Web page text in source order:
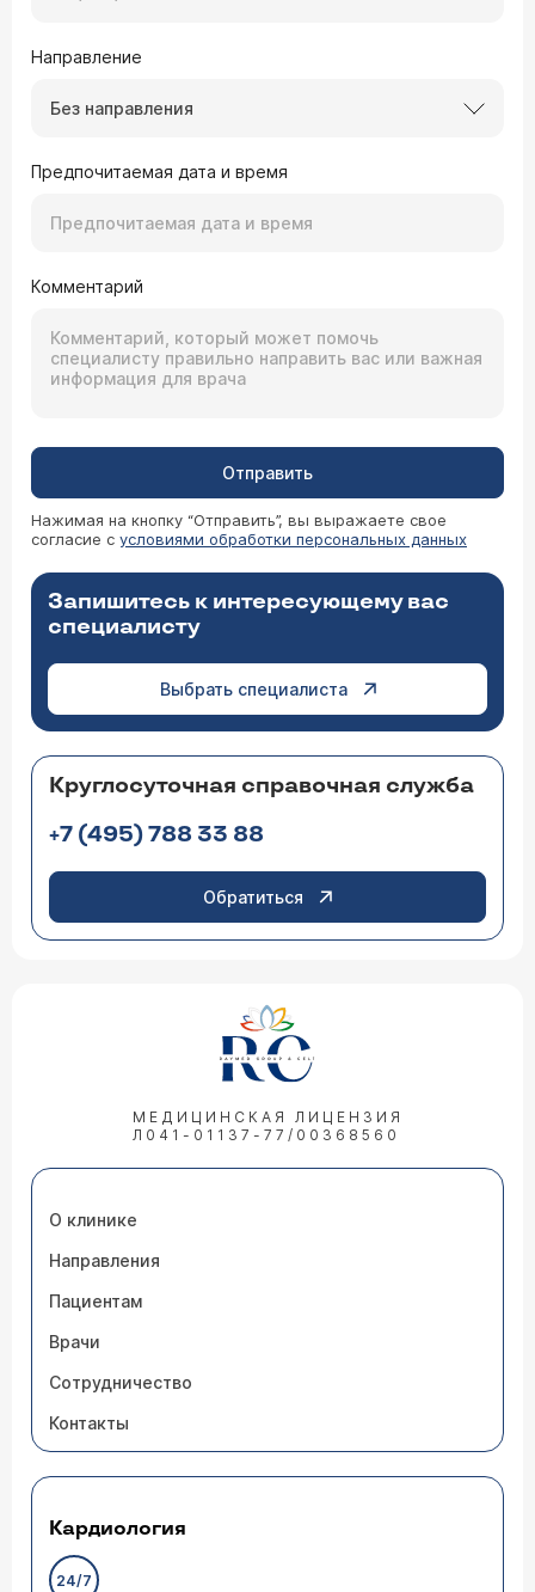
Направление
Без направления
Предпочитаемая дата и время
Комментарий
Отправить
Нажимая на кнопку “Отправить”, вы выражаете свое
согласие с условиями обработки персональных данных
Запишитесь к интересующему вас
специалисту
Выбрать специалиста
Круглосуточная справочная служба
+7 (495) 788 33 88
Обратиться
МЕДИЦИНСКАЯ ЛИЦЕНЗИЯ
Л041-01137-77/00368560
О клинике
Направления
Пациентам
Врачи
Сотрудничество
Контакты
Кардиология
24/7